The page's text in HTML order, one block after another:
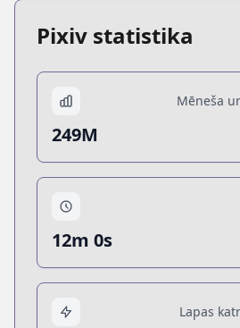
Pixiv statistika
Mēneša
249M
12m 0s
Lapas